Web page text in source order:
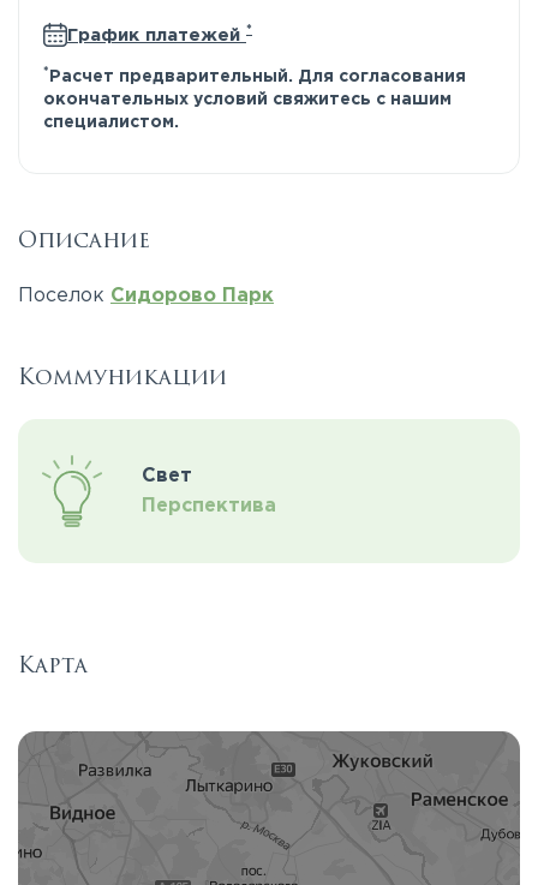
График платежей *
* Расчет предварительный. Для согласования
окончательных условий свяжитесь с нашим
специалистом.
Описание
Поселок Сидорово Парк
Коммуникации
Свет
Перспектива
Карта